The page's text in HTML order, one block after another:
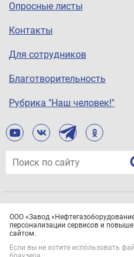
Опросные листы
Контакты
Для сотрудников
Благотворительность
Рубрика "Наш человек!"
Все права защищены.Политика
ООО «Завод
персонализации сервисов и
сайтом.
Если вы не хотите использовать